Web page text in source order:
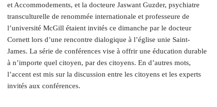
et Accommodements, et la docteure Jaswant Guzder, psychiatre
transculturelle de renommée internationale et professeure de
l’université McGill étaient invités ce dimanche par le docteur
Cornett lors d’une rencontre dialogique à l’église unie Saint-
James. La série de conférences vise à offrir une éducation durable
à n’importe quel citoyen, par des citoyens. En d’autres mots,
l’accent est mis sur la discussion entre les citoyens et les experts
invités aux conférences.